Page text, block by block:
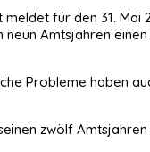
für den 31. Mai
Amtsjahren
Probleme haben
zwölf